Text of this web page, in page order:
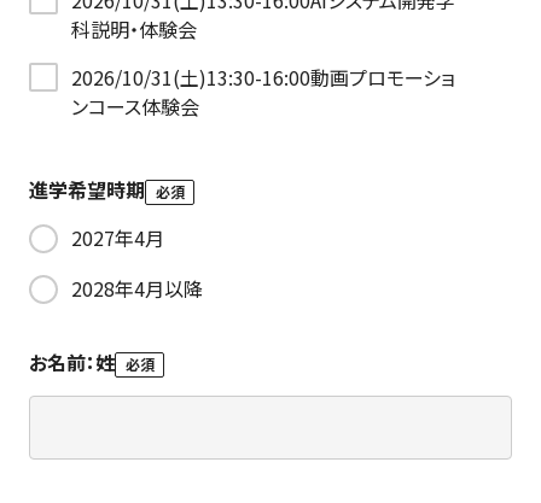
科説明・体験会
2026/10/31(土)13:30-16:00動画プロモーショ
ンコース体験会
進学希望時期 必須
2027年4月
2028年4月以降
お名前：姓 必須